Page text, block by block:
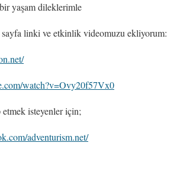
yaşam dileklerimle
linki ve etkinlik videomuzu ekliyorum:
watch?v=Ovy20f57Vx0
etmek isteyenler için;
adventurism.net/